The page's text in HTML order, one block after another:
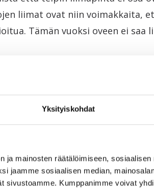
Yksityiskohdat
ja mainosten räätälöimiseen,
jaamme sosiaalisen median,
sivustoamme. Kumppanimme voivat
liimat ovat niin voimakkaita,
Tämän vuoksi oveen ei
KARMIN
sivullesisäoven karmin